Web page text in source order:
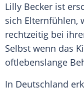
Lilly Becker ist
sich Elternfühlen,
rechtzeitig bei
Selbst wenn das
oftlebenslange
In Deutschland